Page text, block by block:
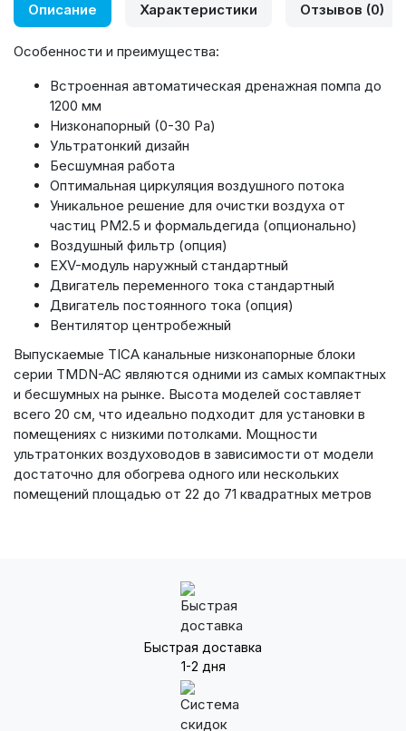
Описание Характеристики Отзывов (0)
Особенности и преимущества:
Встроенная автоматическая дренажная помпа до
1200 мм
Низконапорный (0-30 Ра)
Ультратонкий дизайн
Бесшумная работа
Оптимальная циркуляция воздушного потока
Уникальное решение для очистки воздуха от
частиц PM2.5 и формальдегида (опционально)
Воздушный фильтр (опция)
EXV-модуль наружный стандартный
Двигатель переменного тока стандартный
Двигатель постоянного тока (опция)
Вентилятор центробежный
Выпускаемые TICA канальные низконапорные блоки
серии TMDN-AC являются одними из самых компактных
и бесшумных на рынке. Высота моделей составляет
всего 20 см, что идеально подходит для установки в
помещениях с низкими потолками. Мощности
ультратонких воздуховодов в зависимости от модели
достаточно для обогрева одного или нескольких
помещений площадью от 22 до 71 квадратных метров
Быстрая доставка
1-2 дня